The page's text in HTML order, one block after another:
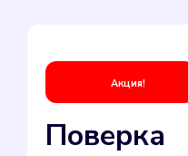
Акция!
Поверка